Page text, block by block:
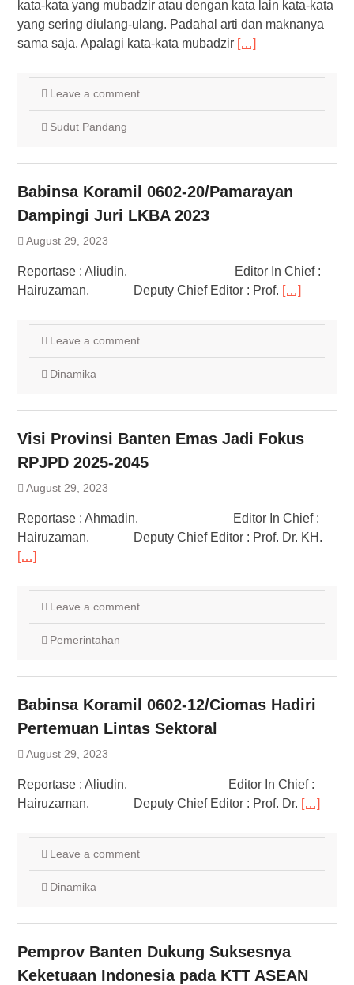
kata-kata yang mubadzir atau dengan kata lain kata-kata
yang sering diulang-ulang. Padahal arti dan maknanya
sama saja. Apalagi kata-kata mubadzir […]
Leave a comment
Sudut Pandang
Babinsa Koramil 0602-20/Pamarayan
Dampingi Juri LKBA 2023
August 29, 2023
Reportase : Aliudin. Editor In Chief :
Hairuzaman. Deputy Chief Editor : Prof. […]
Leave a comment
Dinamika
Visi Provinsi Banten Emas Jadi Fokus
RPJPD 2025-2045
August 29, 2023
Reportase : Ahmadin. Editor In Chief :
Hairuzaman. Deputy Chief Editor : Prof. Dr. KH.
[…]
Leave a comment
Pemerintahan
Babinsa Koramil 0602-12/Ciomas Hadiri
Pertemuan Lintas Sektoral
August 29, 2023
Reportase : Aliudin. Editor In Chief :
Hairuzaman. Deputy Chief Editor : Prof. Dr. […]
Leave a comment
Dinamika
Pemprov Banten Dukung Suksesnya
Keketuaan Indonesia pada KTT ASEAN